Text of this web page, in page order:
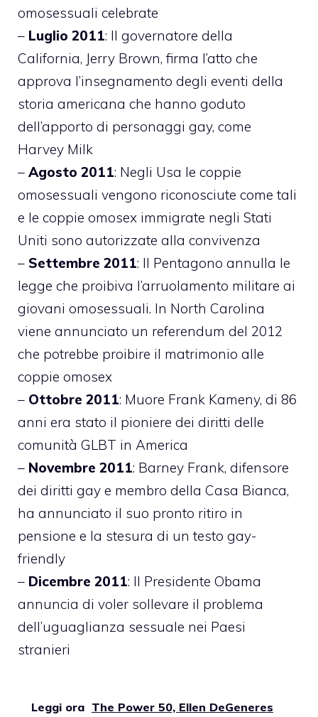
omosessuali celebrate
– Luglio 2011: Il governatore della
California, Jerry Brown, firma l’atto che
approva l’insegnamento degli eventi della
storia americana che hanno goduto
dell’apporto di personaggi gay, come
Harvey Milk
– Agosto 2011: Negli Usa le coppie
omosessuali vengono riconosciute come tali
e le coppie omosex immigrate negli Stati
Uniti sono autorizzate alla convivenza
– Settembre 2011: Il Pentagono annulla le
legge che proibiva l’arruolamento militare ai
giovani omosessuali. In North Carolina
viene annunciato un referendum del 2012
che potrebbe proibire il matrimonio alle
coppie omosex
– Ottobre 2011: Muore Frank Kameny, di 86
anni era stato il pioniere dei diritti delle
comunità GLBT in America
– Novembre 2011: Barney Frank, difensore
dei diritti gay e membro della Casa Bianca,
ha annunciato il suo pronto ritiro in
pensione e la stesura di un testo gay-
friendly
– Dicembre 2011: Il Presidente Obama
annuncia di voler sollevare il problema
dell’uguaglianza sessuale nei Paesi
stranieri
Leggi ora The Power 50, Ellen DeGeneres